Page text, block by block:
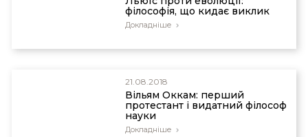
філософія, що кидає виклик
Докладніше
21.08.2018
Вільям Оккам: перший
протестант і видатний філософ
науки
Докладніше